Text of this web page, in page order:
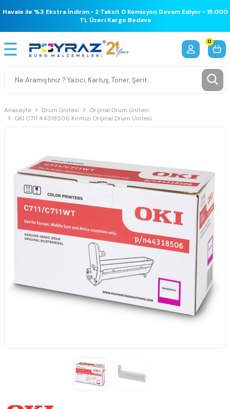
Havale ile %3 Ekstra İndirim • 2 Taksit 0 Komisyon Devam Ediyor • 15.000
TL Üzeri Kargo Bedava
0
Anasayfa Drum Ünitesi
Orijinal Drum Ünitesi
OKI C711 44318506 Kırmızı Orijinal Drum Ünitesi